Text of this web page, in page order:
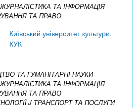
ТА ІНФОРМАЦІЯ
ТА ПРАВО
Київський університет культури,
КУК
ТА ГУМАНІТАРНІ НАУКИ
ТА ІНФОРМАЦІЯ
ТА ПРАВО
J ТРАНСПОРТ ТА ПОСЛУГИ